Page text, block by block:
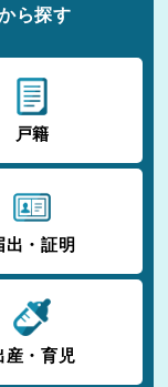
ら探す
戸籍
出・証明
産・育児